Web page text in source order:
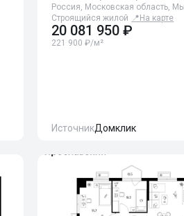
Россия, Московская область,
Строящийся жилой 📍 На карте
20 081 950 ₽
221 900 ₽/м²
ИсточникДомклик